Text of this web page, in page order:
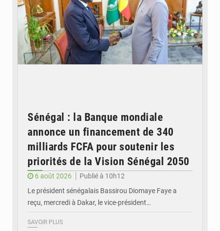
Sénégal : la Banque mondiale
annonce un financement de 340
milliards FCFA pour soutenir les
priorités de la Vision Sénégal 2050
6 août 2026
Publié à 10h12
Le président sénégalais Bassirou Diomaye Faye a
reçu, mercredi à Dakar, le vice-président…
SAVOIR PLUS